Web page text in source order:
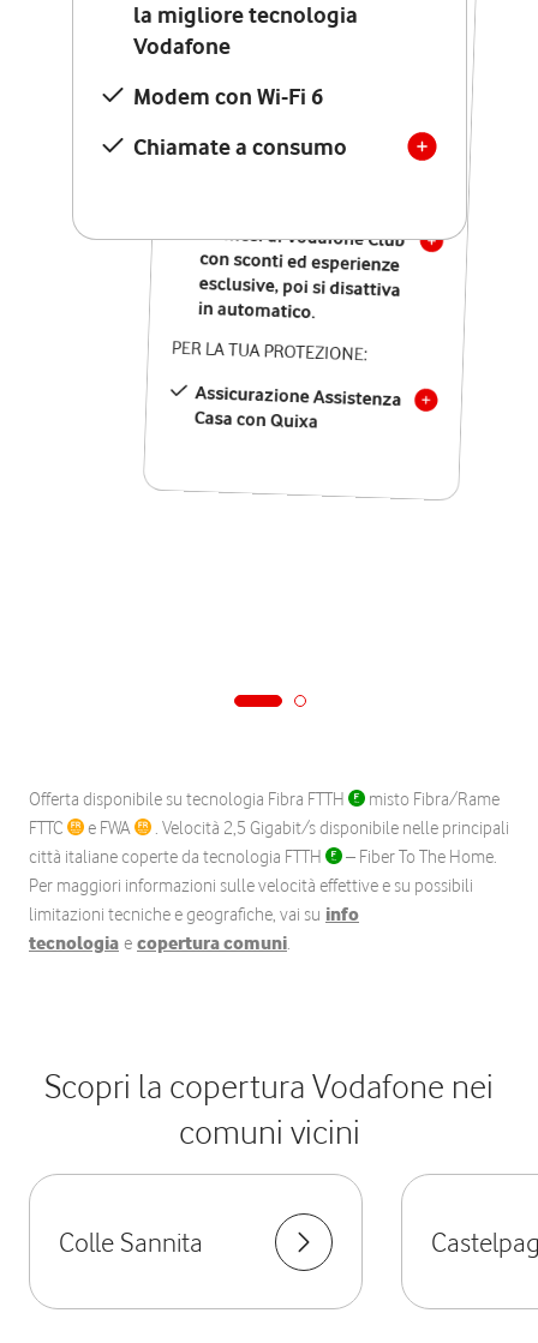
la migliore tecnologia
Vodafone
Modem con Wi-Fi 6
Chiamate a consumo
Vodafone
Modem Seven con Wi-Fi 7
Chiamate illimitate verso
numeri fissi e mobili
nazionali
12 mesi di Vodafone Club
con sconti ed esperienze
esclusive, poi si disattiva
in automatico.
PER LA TUA PROTEZIONE:
Assicurazione Assistenza
Casa con Quixa
Offerta disponibile su tecnologia Fibra FTTH
misto Fibra/Rame
FTTC
e FWA
. Velocità 2,5 Gigabit/s disponibile nelle principali
città italiane coperte da tecnologia FTTH
– Fiber To The Home.
Per maggiori informazioni sulle velocità effettive e su possibili
limitazioni tecniche e geografiche, vai su info
tecnologia e copertura comuni.
Scopri la copertura Vodafone nei
comuni vicini
Colle Sannita